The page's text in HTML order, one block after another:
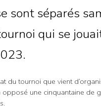
sont séparés
qui se
du tournoi que vient
opposé une cinquantaine de